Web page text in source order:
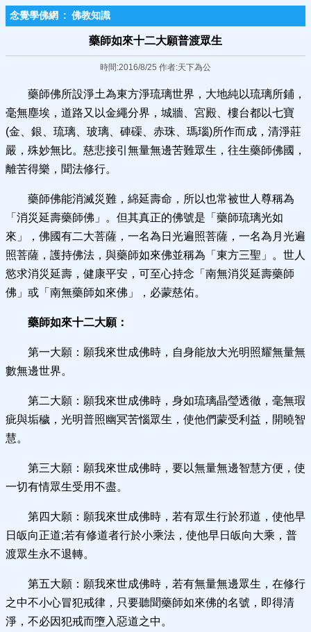
念覺學佛網 : 佛教知識
藥師如來十二大願普渡眾生
時間:2016/8/25 作者:天下為公
藥師佛所設淨土為東方淨琉璃世界，大地純以琉璃所鋪，
毫無塵埃，道路又以金繩分界，城牆、宮殿、樓台都以七寶
(金、銀、琉璃、玻璃、硨磲、赤珠、瑪瑙)所作而成，清淨莊
嚴，殊妙無比。慈悲接引無量無邊苦難眾生，往生藥師佛國，
離苦得樂，聞法修行。
藥師佛能消滅災難，綿延壽命，所以也常被世人尊稱為
「消災延壽藥師佛」。但其真正的佛號是「藥師琉璃光如
來」，佛國有二大菩薩，一名為日光遍照菩薩，一名為月光遍
照菩薩，護持佛法，與藥師如來佛並稱為「東方三聖」。世人
慾求消災延壽，健康平安，可至心持念「南無消災延壽藥師
佛」或「南無藥師如來佛」，必蒙慈佑。
藥師如來十二大願：
第一大願：願我來世成佛時，自身能放大光明照耀無量無
數無邊世界。
第二大願：願我來世成佛時，身如琉璃晶瑩透徹，毫無瑕
疵與垢穢，光明普照幽冥苦惱眾生，使他們蒙受利益，開曉智
慧。
第三大願：願我來世成佛時，要以無量無邊智慧方便，使
一切有情眾生受用不盡。
第四大願：願我來世成佛時，若有眾生行於邪道，使他早
日皈向正道;若有修道者行於小乘法，使他早日皈向大乘，普
渡眾生永不退轉。
第五大願：願我來世成佛時，若有無量無邊眾生，在修行
之中不小心冒犯戒律，只要聽聞藥師如來佛的名號，即得清
淨，不必因犯戒而墮入惡道之中。